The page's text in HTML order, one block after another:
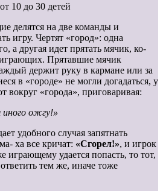
от 10 до 30 детей
делятся на две команды и
игру. Чертят «город»: одна
а другая идет прятать мячик, ко-
Прятавшие мячик
держит руку в кармане или за
в «городе» не могли догадаться, у
вокруг «города», приговаривая:
ожгу!»
удобного случая запятнать
ха все кричат: «Сгорел!», и игрок
играющему удается попасть, то тот,
тем же, иначе тоже